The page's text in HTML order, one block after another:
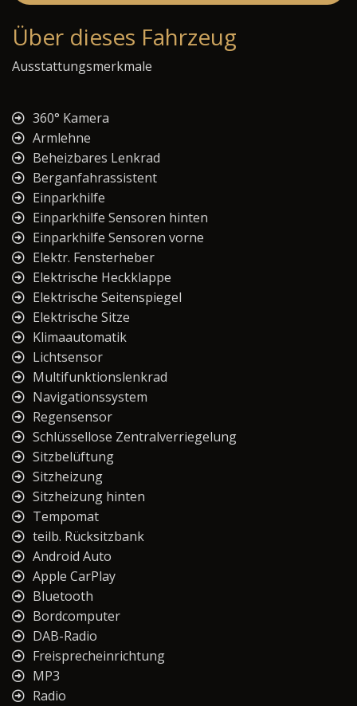
Über dieses Fahrzeug
Ausstattungsmerkmale
360° Kamera
Armlehne
Beheizbares Lenkrad
Berganfahrassistent
Einparkhilfe
Einparkhilfe Sensoren hinten
Einparkhilfe Sensoren vorne
Elektr. Fensterheber
Elektrische Heckklappe
Elektrische Seitenspiegel
Elektrische Sitze
Klimaautomatik
Lichtsensor
Multifunktionslenkrad
Navigationssystem
Regensensor
Schlüssellose Zentralverriegelung
Sitzbelüftung
Sitzheizung
Sitzheizung hinten
Tempomat
teilb. Rücksitzbank
Android Auto
Apple CarPlay
Bluetooth
Bordcomputer
DAB-Radio
Freisprecheinrichtung
MP3
Radio